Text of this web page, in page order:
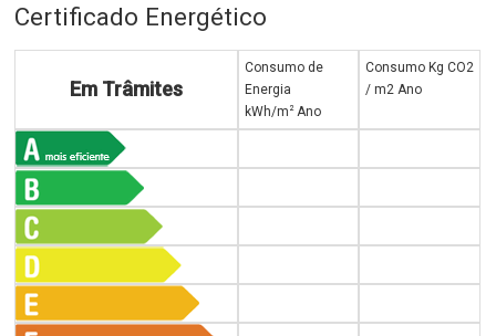
Certificado Energético
Em Trâmites
Consumo de
Energia
kWh/m 2Ano
Consumo Kg CO2
/ m2 Ano